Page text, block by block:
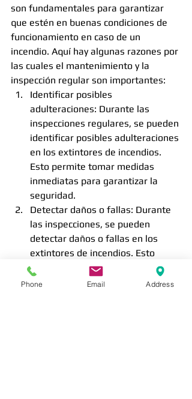
son fundamentales para garantizar
que estén en buenas condiciones de
funcionamiento en caso de un
incendio. Aquí hay algunas razones por
las cuales el mantenimiento y la
inspección regular son importantes:
Identificar posibles
adulteraciones: Durante las
inspecciones regulares, se pueden
identificar posibles adulteraciones
en los extintores de incendios.
Esto permite tomar medidas
inmediatas para garantizar la
seguridad.
Detectar daños o fallas: Durante
las inspecciones, se pueden
detectar daños o fallas en los
extintores de incendios. Esto
permite realizar las reparaciones
necesarias o reemplazar el
Phone Email Address